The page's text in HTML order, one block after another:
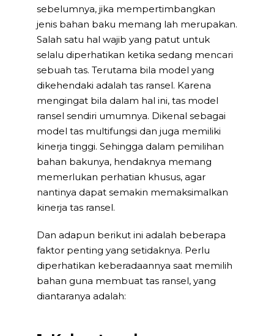
sebelumnya, jika mempertimbangkan
jenis bahan baku memang lah merupakan.
Salah satu hal wajib yang patut untuk
selalu diperhatikan ketika sedang mencari
sebuah tas. Terutama bila model yang
dikehendaki adalah tas ransel. Karena
mengingat bila dalam hal ini, tas model
ransel sendiri umumnya. Dikenal sebagai
model tas multifungsi dan juga memiliki
kinerja tinggi. Sehingga dalam pemilihan
bahan bakunya, hendaknya memang
memerlukan perhatian khusus, agar
nantinya dapat semakin memaksimalkan
kinerja tas ransel.
Dan adapun berikut ini adalah beberapa
faktor penting yang setidaknya. Perlu
diperhatikan keberadaannya saat memilih
bahan guna membuat tas ransel, yang
diantaranya adalah: